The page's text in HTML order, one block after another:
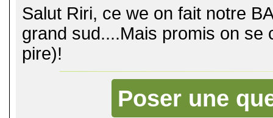
Salut Riri, ce we on fait notre
grand sud....Mais promis on
pire)!
Poser une